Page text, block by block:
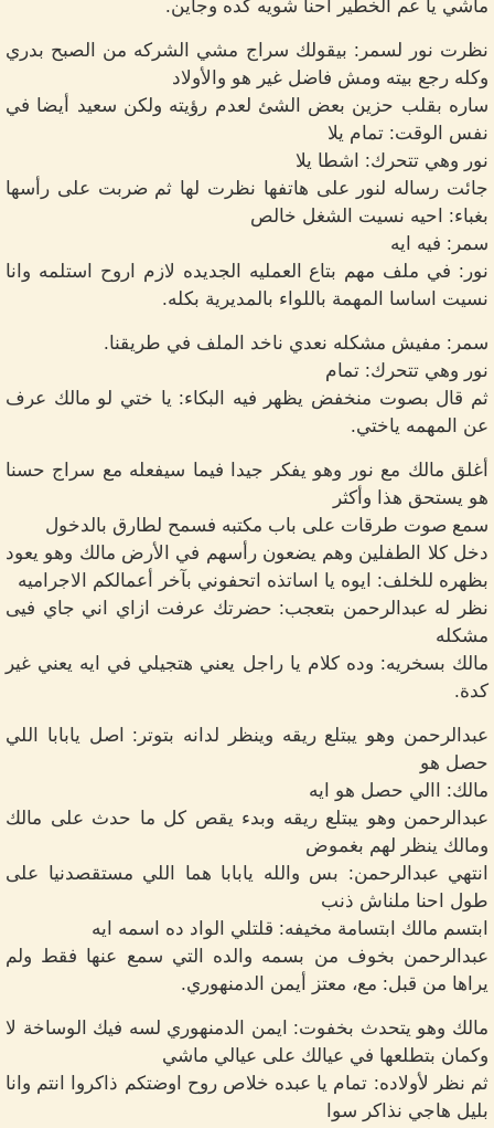
ماشي يا عم الخطير احنا شويه كده وجاين.
نظرت نور لسمر: بيقولك سراج مشي الشركه من الصبح بدري
وكله رجع بيته ومش فاضل غير هو والأولاد
ساره بقلب حزين بعض الشئ لعدم رؤيته ولكن سعيد أيضا في
نفس الوقت: تمام يلا
نور وهي تتحرك: اشطا يلا
جائت رساله لنور على هاتفها نظرت لها ثم ضربت على رأسها
بغباء: احيه نسيت الشغل خالص
سمر: فيه ايه
نور: في ملف مهم بتاع العمليه الجديده لازم اروح استلمه وانا
نسيت اساسا المهمة باللواء بالمديرية بكله.
سمر: مفيش مشكله نعدي ناخد الملف في طريقنا.
نور وهي تتحرك: تمام
ثم قال بصوت منخفض يظهر فيه البكاء: يا ختي لو مالك عرف
عن المهمه ياختي.
أغلق مالك مع نور وهو يفكر جيدا فيما سيفعله مع سراج حسنا
هو يستحق هذا وأكثر
سمع صوت طرقات على باب مكتبه فسمح لطارق بالدخول
دخل كلا الطفلين وهم يضعون رأسهم في الأرض مالك وهو يعود
بظهره للخلف: ايوه يا اساتذه اتحفوني بآخر أعمالكم الاجراميه
نظر له عبدالرحمن بتعجب: حضرتك عرفت ازاي اني جاي فيى
مشكله
مالك بسخريه: وده كلام يا راجل يعني هتجيلي في ايه يعني غير
كدة.
عبدالرحمن وهو يبتلع ريقه وينظر لدانه بتوتر: اصل يابابا اللي
حصل هو
مالك: االي حصل هو ايه
عبدالرحمن وهو يبتلع ريقه وبدء يقص كل ما حدث على مالك
ومالك ينظر لهم بغموض
انتهي عبدالرحمن: بس والله يابابا هما اللي مستقصدنيا على
طول احنا ملناش ذنب
ابتسم مالك ابتسامة مخيفه: قلتلي الواد ده اسمه ايه
عبدالرحمن بخوف من بسمه والده التي سمع عنها فقط ولم
يراها من قبل: مع، معتز أيمن الدمنهوري.
مالك وهو يتحدث بخفوت: ايمن الدمنهوري لسه فيك الوساخة لا
وكمان بتطلعها في عيالك على عيالي ماشي
ثم نظر لأولاده: تمام يا عبده خلاص روح اوضتكم ذاكروا انتم وانا
بليل هاجي نذاكر سوا